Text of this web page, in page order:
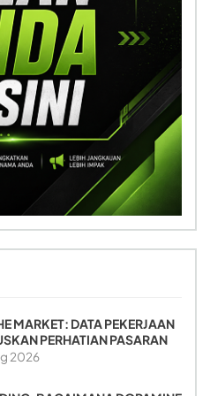
MARKET: DATA PEKERJAAN
PERHATIAN PASARAN
2026